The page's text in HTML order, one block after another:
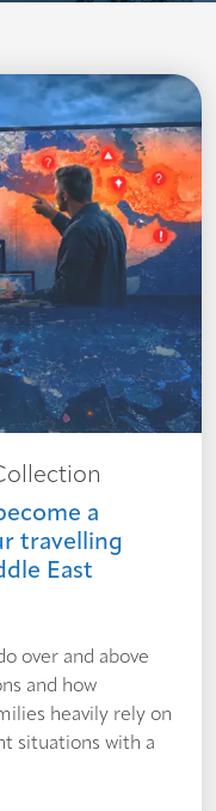
a
travelling
East
over and above
and how
heavily rely on
situations with a